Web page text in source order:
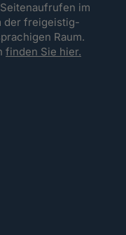
im
der freigeistig-
Raum.
finden Sie hier.